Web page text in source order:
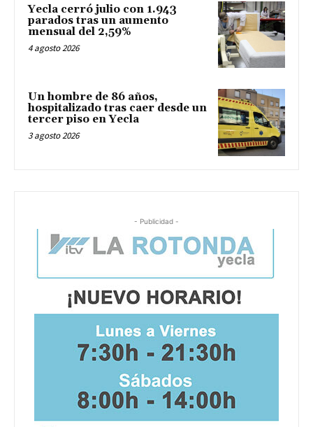
Yecla cerró julio con 1.943
parados tras un aumento
mensual del 2,59%
4 agosto 2026
Un hombre de 86 años,
hospitalizado tras caer desde un
tercer piso en Yecla
3 agosto 2026
- Publicidad -